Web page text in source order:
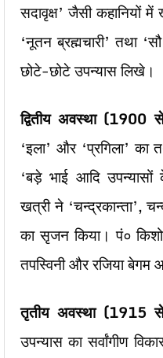
सदावृक्ष’ जैसी
‘नूतन ब्रह्मचारी’ तथा
छोटे-छोटे उपन्यास लिखे।
द्वितीय अवस्था (1900
‘इला’ और ‘प्रगिला’ का
‘बड़े भाई आदि
खत्री ने ‘चन्द्रकान्ता’,
का सृजन किया। पं०
तपस्विनी और रजिया बेगम
तृतीय अवस्था (1915
उपन्यास का सर्वांगीण